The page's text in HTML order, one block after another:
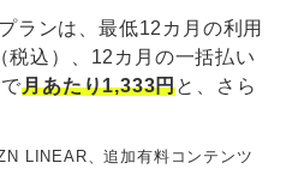
ランは、最低12カ月の利用
税込）、12カ月の一括払い
月あたり1,333円と、さら
LINEAR、追加有料コンテンツ